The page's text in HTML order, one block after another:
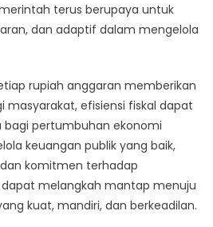
terus berupaya untuk
dan adaptif dalam mengelola
rupiah anggaran memberikan
efisiensi fiskal dapat
pertumbuhan ekonomi
keuangan publik yang baik,
komitmen terhadap
dapat melangkah mantap menuju
kuat, mandiri, dan berkeadilan.